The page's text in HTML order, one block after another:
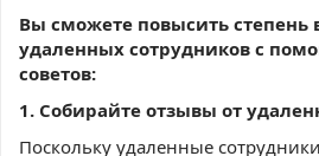
Вы сможете повысить степень
удаленных сотрудников с
советов:
1. Собирайте отзывы от
Поскольку удаленные